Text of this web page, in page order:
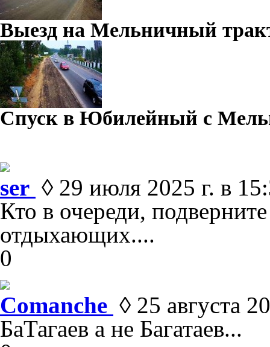
Выезд на Мельничный
Спуск в Юбилейный с
ser ◊ 29 июля 2025 г. в
Кто в очереди,
отдыхающих....
0
Comanche ◊ 25 августа
БаТагаев а не Багатаев...